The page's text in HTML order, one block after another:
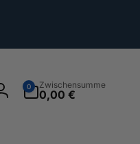
Einloggen
0
Artikel
Zwischensumme
0,00 €